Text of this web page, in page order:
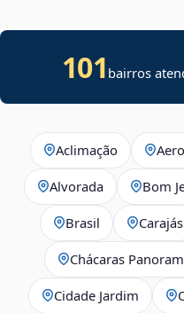
101 bairros
Aclimação
Alvorada Bom
Brasil Carajás
Chácaras
Cidade Jardim